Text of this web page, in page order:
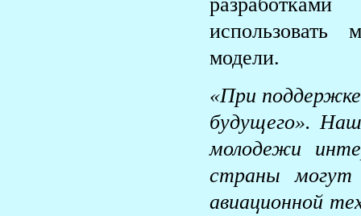
модели.
«При
будущего».
молодежи
страны могут
авиационной